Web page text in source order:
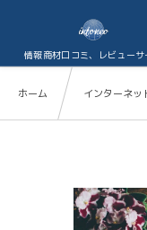
情報商材口コミ、レビューサ
ホーム インターネッ